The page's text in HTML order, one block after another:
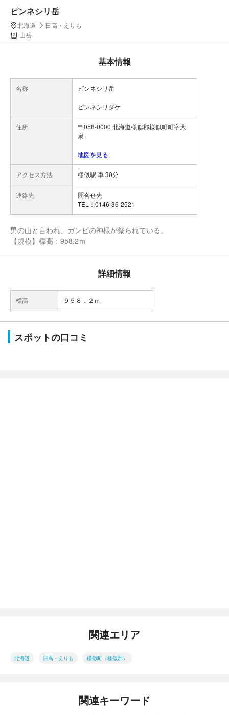
ピンネシリ岳
北海道
日高・えりも
山岳
基本情報
名称 ピンネシリ岳
ピンネシリダケ
住所
〒058-0000 北海道様似郡様似町町字大
泉
地図を見る
アクセス方法 様似駅 車 30分
連絡先
問合せ先
TEL：0146-36-2521
男の山と言われ、ガンビの神様が祭られている。
【規模】標高：958.2ｍ
詳細情報
標高 ９５８．２ｍ
スポットの口コミ
関連エリア
北海道 日高・えりも 様似町（様似郡）
関連キーワード